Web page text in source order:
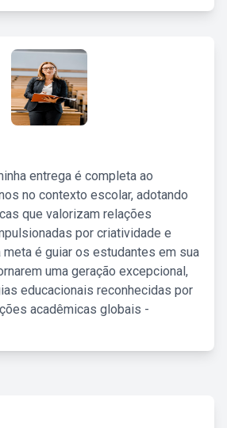
entrega é completa ao
no contexto escolar, adotando
que valorizam relações
por criatividade e
é guiar os estudantes em sua
uma geração excepcional,
educacionais reconhecidas por
acadêmicas globais -